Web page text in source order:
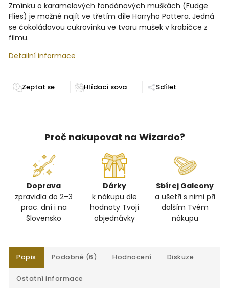
Zmínku o karamelových fondánových muškách (Fudge
Flies) je možné najít ve třetím díle Harryho Pottera. Jedná
se čokoládovou cukrovinku ve tvaru mušek v krabičce z
filmu.
Detailní informace
Zeptat se Sdílet
Proč nakupovat na Wizardo?
Doprava
zpravidla do 2–3
prac. dní i na
Slovensko
Dárky
k nákupu dle
hodnoty Tvojí
objednávky
Sbírej Galeony
a ušetři s nimi při
dalším Tvém
nákupu
Popis Podobné (6) Hodnocení Diskuze
Ostatní informace